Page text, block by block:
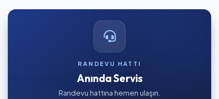
RANDEVU HATTI
Anında Servis
Randevu hattına hemen ulaşın.